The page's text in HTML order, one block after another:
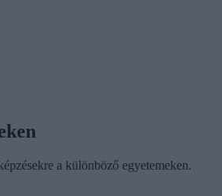
a különböző egyetemeken.